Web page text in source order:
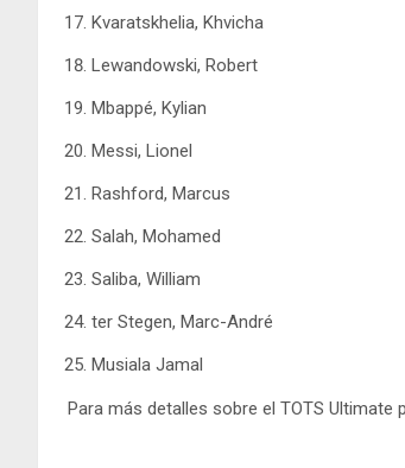
Kvaratskhelia, Khvicha
Lewandowski, Robert
Mbappé, Kylian
Messi, Lionel
Rashford, Marcus
Salah, Mohamed
Saliba, William
ter Stegen, Marc-André
Musiala Jamal
Para más detalles sobre el TOTS Ultimate